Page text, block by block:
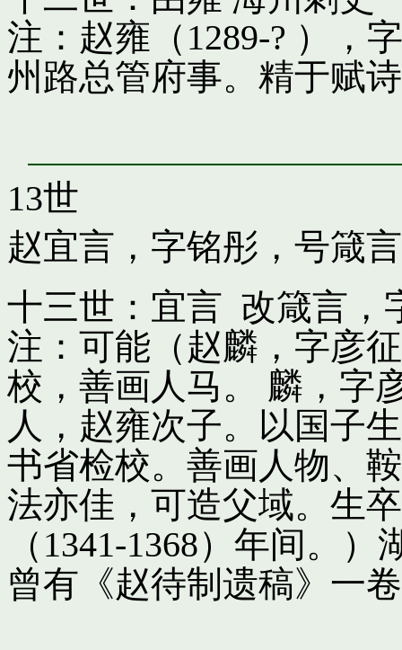
注：赵雍（1289-? ），
州路总管府事。精于赋
13世
赵宜言，字铭彤，号箴言
十三世：宜言 改箴言，
注：可能（赵麟，字彦
校，善画人马。 麟，字
人，赵雍次子。以国子
书省检校。善画人物、
法亦佳，可造父域。生
（1341-1368）年间。
曾有《赵待制遗稿》一